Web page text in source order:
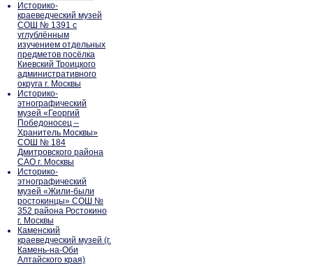
Историко-
краеведческий музей
СОШ № 1391 с
углублённым
изучением отдельных
предметов посёлка
Киевский Троицкого
административного
округа г. Москвы
Историко-
этнографический
музей «Георгий
Победоносец –
Хранитель Москвы»
СОШ № 184
Дмитровского района
САО г. Москвы
Историко-
этнографический
музей «Жили-были
ростокинцы» СОШ №
352 района Ростокино
г. Москвы
Каменский
краеведческий музей (г.
Камень-на-Оби
Алтайского края)